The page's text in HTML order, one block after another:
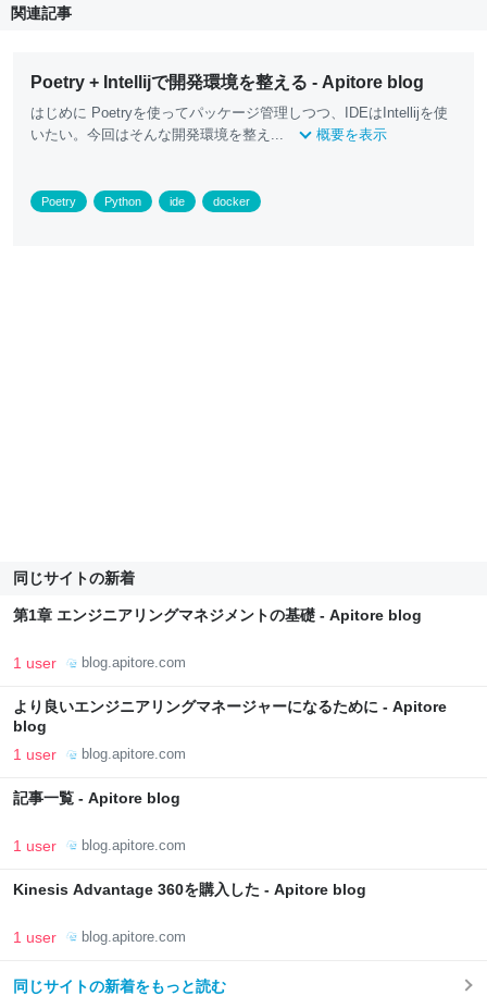
関連記事
Poetry + Intellijで開発環境を整える - Apitore blog
はじめに Poetryを使ってパッケージ管理しつつ、IDEはIntellijを使
いたい。今回はそんな開発環境を整え...
概要を表示
Poetry Python ide docker
同じサイトの新着
第1章 エンジニアリングマネジメントの基礎 - Apitore blog
1 user blog.apitore.com
より良いエンジニアリングマネージャーになるために - Apitore
blog
1 user blog.apitore.com
記事一覧 - Apitore blog
1 user blog.apitore.com
Kinesis Advantage 360を購入した - Apitore blog
1 user blog.apitore.com
同じサイトの新着をもっと読む